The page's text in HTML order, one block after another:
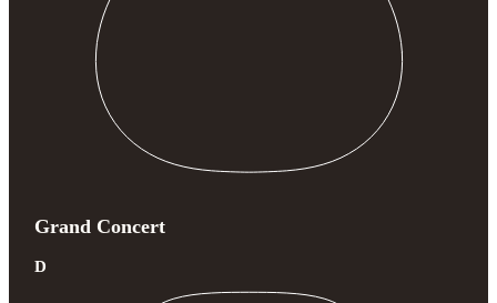
Grand Concert
D